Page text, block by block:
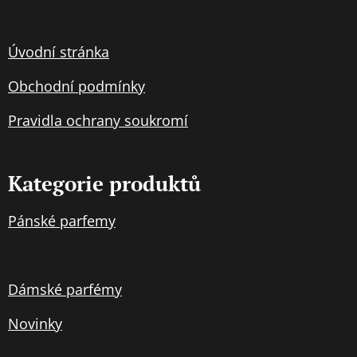
Úvodní stránka
Obchodní podmínky
Pravidla ochrany soukromí
Kategorie produktů
Pánské parfemy
Dámské parfémy
Novinky